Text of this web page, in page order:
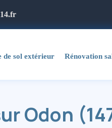
de sol extérieur Rénovation
Odon